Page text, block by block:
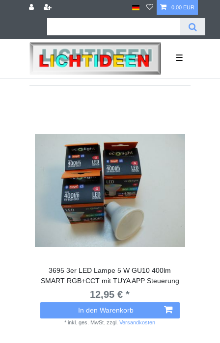
0,00 EUR
☰
3695 3er LED Lampe 5 W GU10 400lm
SMART RGB+CCT mit TUYA APP Steuerung
12,95 € *
In den Warenkorb
*inkl. ges. MwSt. zzgl.Versandkosten